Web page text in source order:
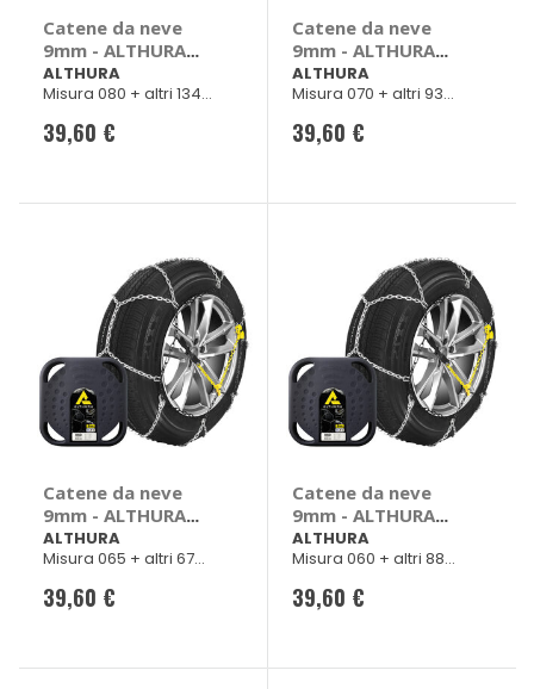
Catene da neve
9mm - ALTHURA
Alfa Romeo 156,
Giulietta, Mito,
Bmw Serie 1, Serie
ALTHURA
Misura 080 + altri 134
39,60 €
Catene da neve
9mm - ALTHURA
Alfa Romeo 147,
156, GT, Audi A1,
Z3, Z3 Roadster,
ALTHURA
Misura 070 + altri 93
39,60 €
Catene da neve
9mm - ALTHURA
Audi A1, Chevrolet
Lacetti, Nubira,
Citroen Berlingo,
Tacuma
ALTHURA
Misura 065 + altri 67
39,60 €
Catene da neve
9mm - ALTHURA
Chevrolet Aveo,
Kalos, Chrysler
Berlingo, C2, Nemo,
Tacuma
ALTHURA
Misura 060 + altri 88
39,60 €